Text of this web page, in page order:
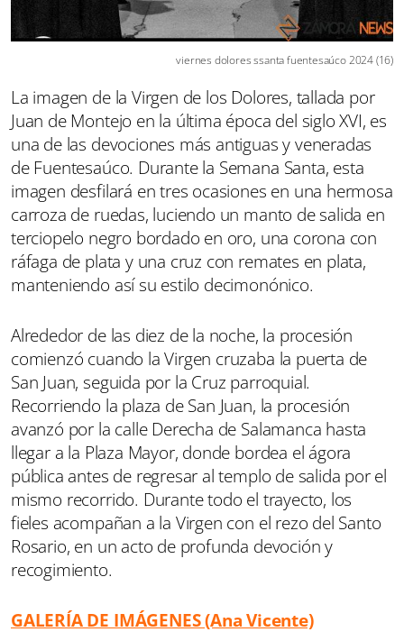
viernes dolores ssanta fuentesaúco 2024 (16)
La imagen de la Virgen de los Dolores, tallada por
Juan de Montejo en la última época del siglo XVI, es
una de las devociones más antiguas y veneradas
de Fuentesaúco. Durante la Semana Santa, esta
imagen desfilará en tres ocasiones en una hermosa
carroza de ruedas, luciendo un manto de salida en
terciopelo negro bordado en oro, una corona con
ráfaga de plata y una cruz con remates en plata,
manteniendo así su estilo decimonónico.
Alrededor de las diez de la noche, la procesión
comienzó cuando la Virgen cruzaba la puerta de
San Juan, seguida por la Cruz parroquial.
Recorriendo la plaza de San Juan, la procesión
avanzó por la calle Derecha de Salamanca hasta
llegar a la Plaza Mayor, donde bordea el ágora
pública antes de regresar al templo de salida por el
mismo recorrido. Durante todo el trayecto, los
fieles acompañan a la Virgen con el rezo del Santo
Rosario, en un acto de profunda devoción y
recogimiento.
GALERÍA DE IMÁGENES (Ana Vicente)